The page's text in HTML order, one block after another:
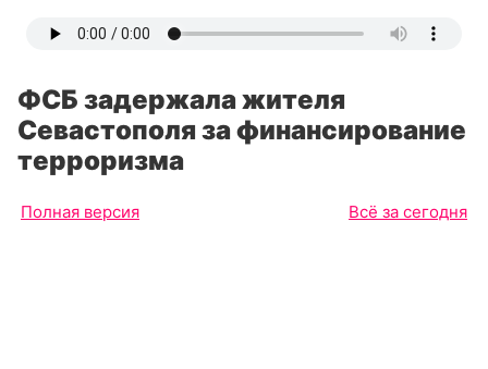
ФСБ задержала жителя
Севастополя за финансирование
терроризма
Полная версия Всё за сегодня